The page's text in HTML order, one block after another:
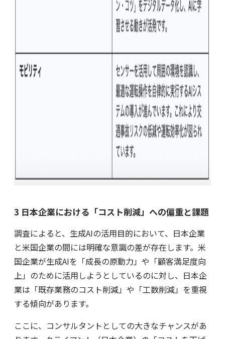
3 日本企業における「コスト削減」への偏重と課題
調査によると、生成AIの活用目的において、日本企業
と米国企業の間には明確な意識の差が存在します。米
国企業が生成AIを「成長の原動力」や「顧客満足度向
上」のために活用しようとしているのに対し、日本企
業は「既存業務のコスト削減」や「工数削減」を重視
する傾向があります。
ここに、コンサルタントとしての大きなチャンスがあ